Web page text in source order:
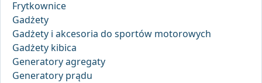
Frytkownice
Gadżety
Gadżety i akcesoria do sportów motorowych
Gadżety kibica
Generatory agregaty
Generatory prądu